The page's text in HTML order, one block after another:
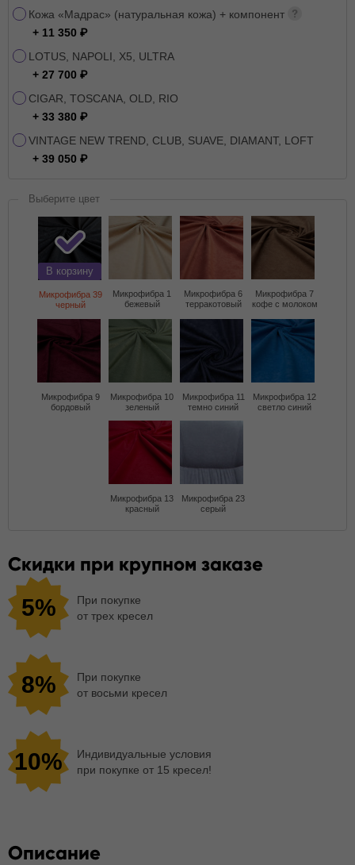
Кожа «Мадрас» (натуральная кожа) + компонент
+ 11 350
LOTUS, NAPOLI, X5, ULTRA
+ 27 700
CIGAR, TOSCANA, OLD, RIO
+ 33 380
VINTAGE NEW TREND, CLUB, SUAVE, DIAMANT, LOFT
+ 39 050
Выберите цвет
В корзину
Микрофибра 39
черный
Микрофибра 1
бежевый
Микрофибра 6
терракотовый
Микрофибра 7
кофе с молоком
Микрофибра 9
бордовый
Микрофибра 10
зеленый
Микрофибра 11
темно синий
Микрофибра 12
светло синий
Микрофибра 13
красный
Микрофибра 23
серый
Скидки при крупном заказе
5%
При покупке
от трех кресел
8%
При покупке
от восьми кресел
10%
Индивидуальные условия
при покупке от 15 кресел!
Описание